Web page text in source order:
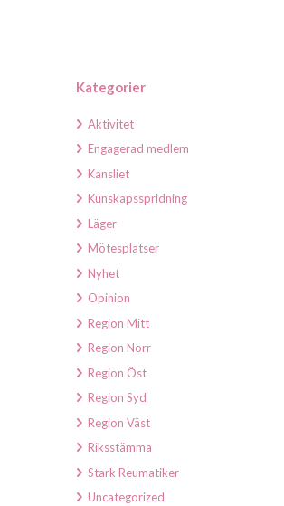
Kategorier
Aktivitet
Engagerad medlem
Kansliet
Kunskapsspridning
Läger
Mötesplatser
Nyhet
Opinion
Region Mitt
Region Norr
Region Öst
Region Syd
Region Väst
Riksstämma
Stark Reumatiker
Uncategorized